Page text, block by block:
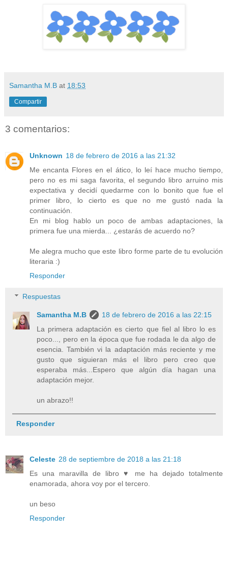
Samantha M.B at 18:53
Compartir
3 comentarios:
Unknown 18 de febrero de 2016 a las 21:32
Me encanta Flores en el ático, lo leí hace mucho tiempo,
pero no es mi saga favorita, el segundo libro arruino mis
expectativa y decidí quedarme con lo bonito que fue el
primer libro, lo cierto es que no me gustó nada la
continuación.
En mi blog hablo un poco de ambas adaptaciones, la
primera fue una mierda... ¿estarás de acuerdo no?
Me alegra mucho que este libro forme parte de tu evolución
literaria :)
Responder
Respuestas
Samantha M.B
18 de febrero de 2016 a las 22:15
La primera adaptación es cierto que fiel al libro lo es
poco..., pero en la época que fue rodada le da algo de
esencia. También vi la adaptación más reciente y me
gusto que siguieran más el libro pero creo que
esperaba más...Espero que algún día hagan una
adaptación mejor.
un abrazo!!
Responder
Celeste 28 de septiembre de 2018 a las 21:18
Es una maravilla de libro ♥ me ha dejado totalmente
enamorada, ahora voy por el tercero.
un beso
Responder